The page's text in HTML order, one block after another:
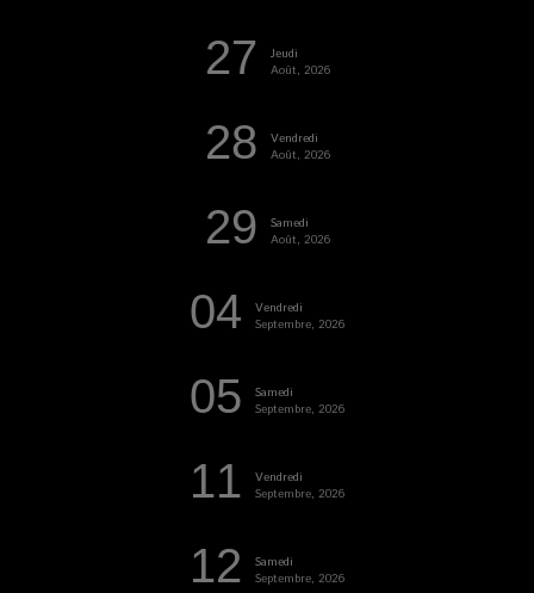
27
Jeudi
Août, 2026
28
Vendredi
Août, 2026
29
Samedi
Août, 2026
04
Vendredi
Septembre, 2026
05
Samedi
Septembre, 2026
11
Vendredi
Septembre, 2026
12
Samedi
Septembre, 2026